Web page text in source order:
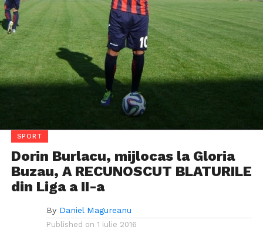
SPORT
Dorin Burlacu, mijlocas la Gloria
Buzau, A RECUNOSCUT BLATURILE
din Liga a II-a
By Daniel Magureanu
Published on 1 iulie 2016